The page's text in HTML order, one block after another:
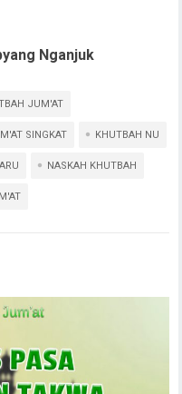
Nganjuk
JUM'AT
SINGKAT KHUTBAH NU
NASKAH KHUTBAH